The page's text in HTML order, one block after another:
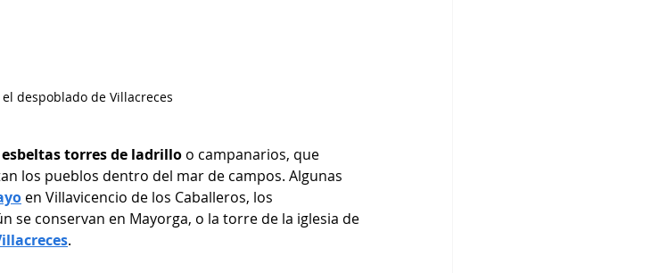
despoblado de Villacreces
esbeltas torres de ladrillo o campanarios, que
los pueblos dentro del mar de campos. Algunas
en Villavicencio de los Caballeros, los
se conservan en Mayorga, o la torre de la iglesia de
.